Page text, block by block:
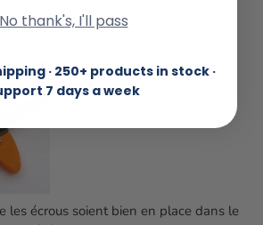
arrière dans l’encoche, sur la
Placez le petit capuchon avec sa
les écrous soient bien en place dans le
No thank's, I'll pass
· 250+ products in stock ·
7 days a week